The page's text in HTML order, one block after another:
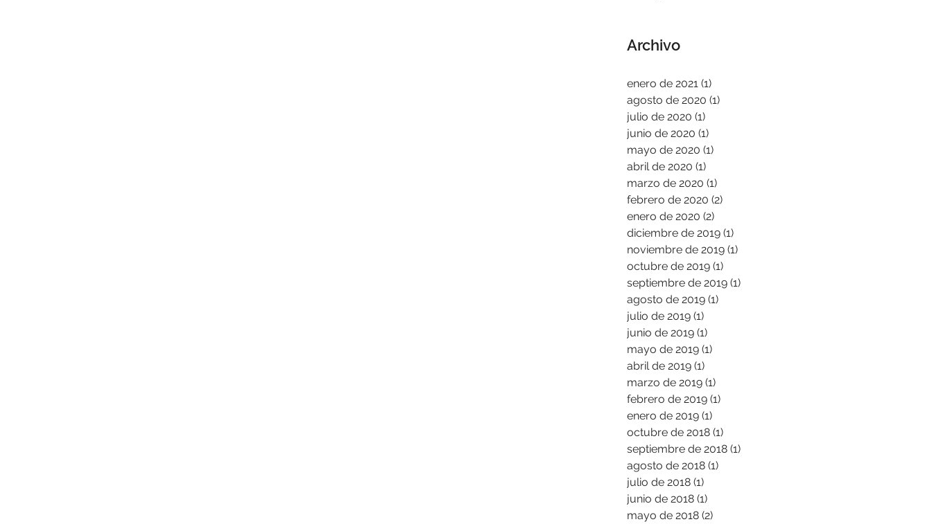
Archivo
enero de 2021 (1)
agosto de 2020 (1)
julio de 2020 (1)
junio de 2020 (1)
mayo de 2020 (1)
abril de 2020 (1)
marzo de 2020 (1)
febrero de 2020 (2)
enero de 2020 (2)
diciembre de 2019 (1)
noviembre de 2019 (1)
octubre de 2019 (1)
septiembre de 2019 (1)
agosto de 2019 (1)
julio de 2019 (1)
junio de 2019 (1)
mayo de 2019 (1)
abril de 2019 (1)
marzo de 2019 (1)
febrero de 2019 (1)
enero de 2019 (1)
octubre de 2018 (1)
septiembre de 2018 (1)
agosto de 2018 (1)
julio de 2018 (1)
junio de 2018 (1)
mayo de 2018 (2)